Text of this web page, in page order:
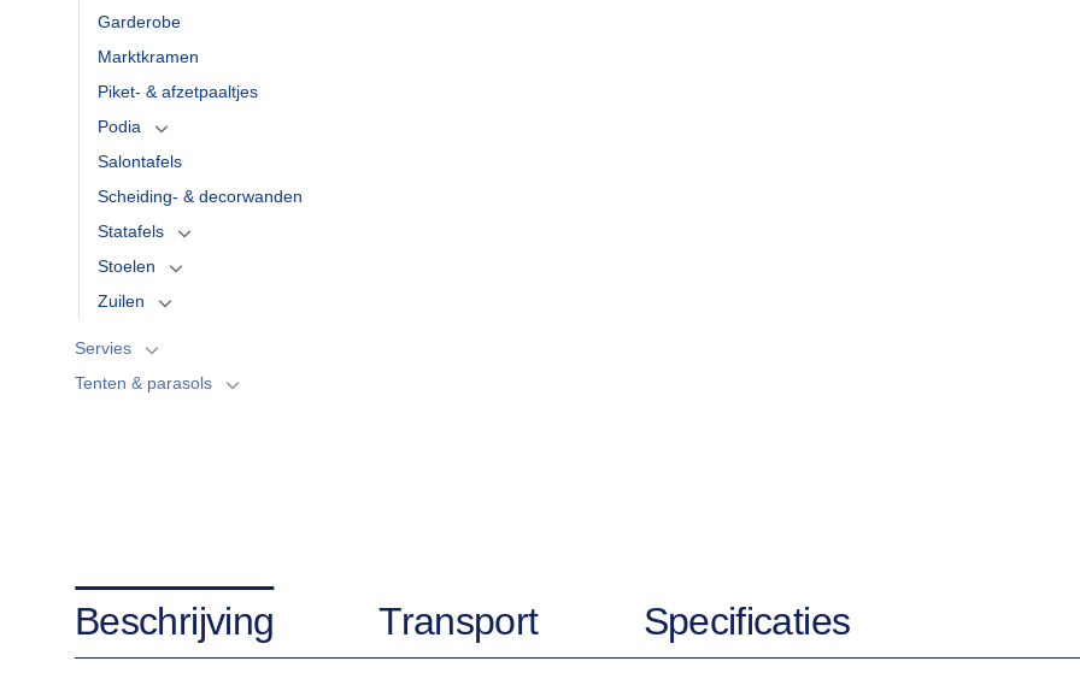
Garderobe
Marktkramen
Piket- & afzetpaaltjes
Podia
Salontafels
Scheiding- & decorwanden
Statafels
Stoelen
Zuilen
Servies
Tenten & parasols
Beschrijving Transport Specificaties